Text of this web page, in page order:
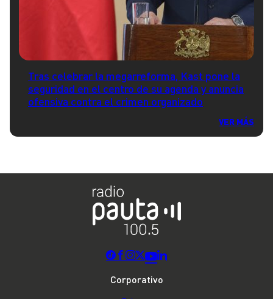
Tras celebrar la megarreforma, Kast pone la
seguridad en el centro de su agenda y anuncia
ofensiva contra el crimen organizado
VER MÁS
Corporativo